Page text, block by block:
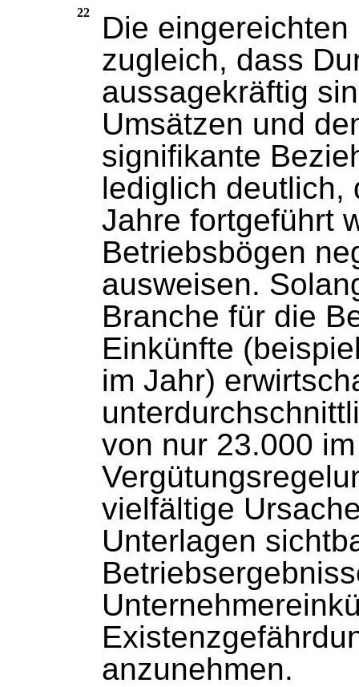
22
Die
zugleich, dass
aussagekräftig
Umsätzen und
signifikante
lediglich deutlich,
Jahre fortgeführt
Betriebsbögen
ausweisen.
Branche für die
Einkünfte
im Jahr)
von nur 23.000
vielfältige
Unterlagen
anzunehmen.